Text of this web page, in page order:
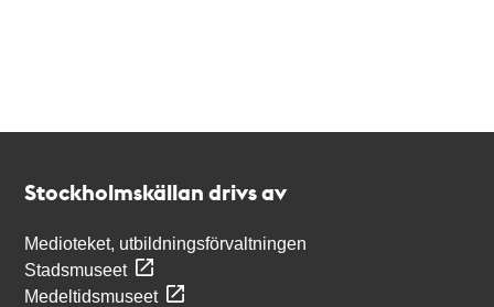
Stockholmskällan drivs av
Medioteket, utbildningsförvaltningen
Stadsmuseet
Medeltidsmuseet